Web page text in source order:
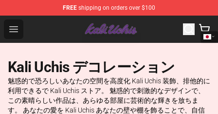
FREE shipping on orders over $100
Open menu
Kali Uchis Store - Official Kali Uchis Merchandise Shop
Kali Uchis デコレーション
魅惑的で恐ろしいあなたの空間を高度化 Kali Uchis 装飾、排他的に
利用できるで Kali Uchis ストア。 魅惑的で刺激的なデザインで、
この素晴らしい作品は、あらゆる部屋に芸術的な輝きを放ちま
す。 あなたの愛を Kali Uchis あなたの壁や棚を飾ることで、自信